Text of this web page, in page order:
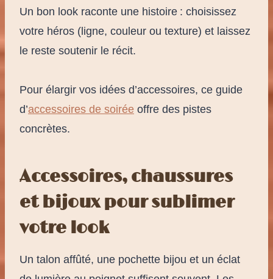
Un bon look raconte une histoire : choisissez
votre héros (ligne, couleur ou texture) et laissez
le reste soutenir le récit.
Pour élargir vos idées d’accessoires, ce guide
d’accessoires de soirée offre des pistes
concrètes.
Accessoires, chaussures
et bijoux pour sublimer
votre look
Un talon affûté, une pochette bijou et un éclat